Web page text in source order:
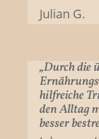
Julian G.
„Durch die
hilfreiche
den Alltag
besser